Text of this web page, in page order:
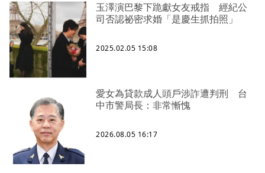
玉澤演巴黎下跪獻女友戒指 經紀公
司否認祕密求婚「是慶生抓拍照」
2025.02.05 15:08
愛女為貸款成人頭戶涉詐遭判刑 台
中市警局長：非常慚愧
2026.08.05 16:17